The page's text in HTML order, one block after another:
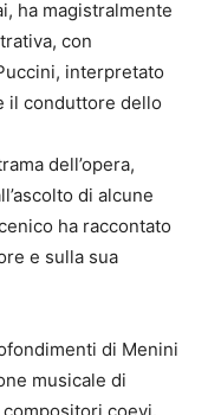
ha magistralmente
con
interpretato
il conduttore dello
dell’opera,
di alcune
ha raccontato
e sulla sua
di Menini
musicale di